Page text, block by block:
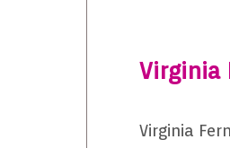
Virginia
Virginia